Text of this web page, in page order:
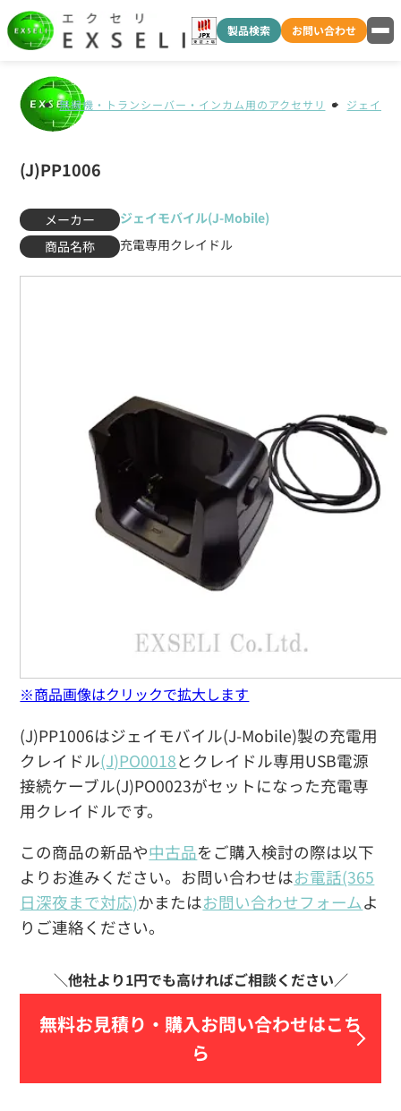
製品検索 お問い合わせ
無線機・トランシーバー・インカム用のアクセサリ ジェイモ
(J)PP1006
メーカー
ジェイモバイル(J-Mobile)
商品名称
充電専用クレイドル
(J)PP1006はジェイモバイル(J-Mobile)製の充電用
クレイドル(J)PO0018とクレイドル専用USB電源
接続ケーブル(J)PO0023がセットになった充電専
用クレイドルです。
この商品の新品や中古品をご購入検討の際は以下
よりお進みください。お問い合わせはお電話(365
日深夜まで対応)かまたはお問い合わせフォームよ
りご連絡ください。
無料お見積り・ 購入お問い合わせはこち
ら
※商品画像はクリックで拡大します